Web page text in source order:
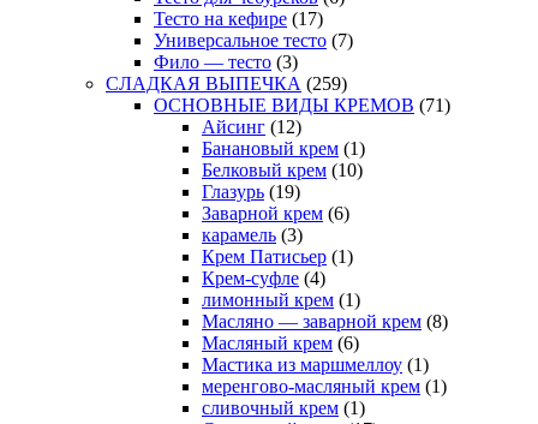
Тесто на кефире (17)
Универсальное тесто (7)
Фило — тесто (3)
СЛАДКАЯ ВЫПЕЧКА (259)
ОСНОВНЫЕ ВИДЫ КРЕМОВ (71)
Айсинг (12)
Банановый крем (1)
Белковый крем (10)
Глазурь (19)
Заварной крем (6)
карамель (3)
Крем Патисьер (1)
Крем-суфле (4)
лимонный крем (1)
Масляно — заварной крем (8)
Масляный крем (6)
Мастика из маршмеллоу (1)
меренгово-масляный крем (1)
сливочный крем (1)